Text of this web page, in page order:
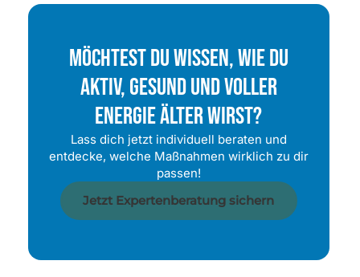
Möchtest Du Wissen, Wie Du
Aktiv, Gesund Und Voller
Energie Älter Wirst?
Lass dich jetzt individuell beraten und
entdecke, welche Maßnahmen wirklich zu dir
passen!
Jetzt Expertenberatung sichern